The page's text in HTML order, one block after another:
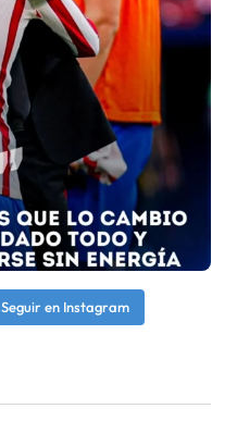
Seguir en Instagram